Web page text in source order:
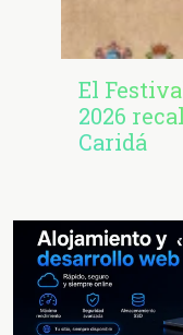
El
2026
Caridá